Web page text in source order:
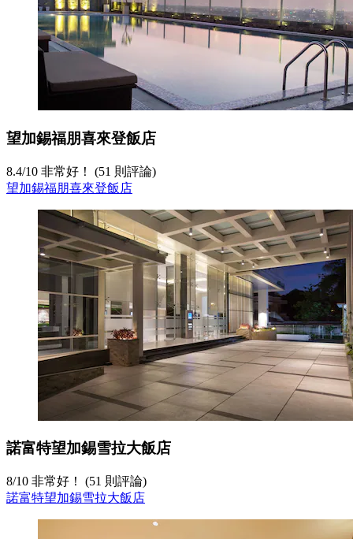
望加錫福朋喜來登飯店
8.4/10 非常好！ (51 則評論)
望加錫福朋喜來登飯店
諾富特望加錫雪拉大飯店
8/10 非常好！ (51 則評論)
諾富特望加錫雪拉大飯店